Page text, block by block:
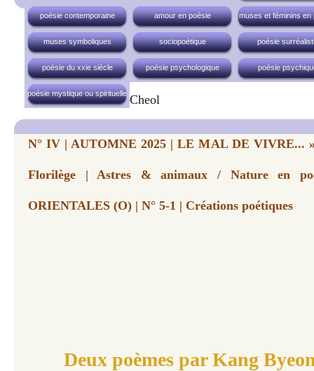
poésie contemporaine amour en poésie muses et féminins en
muses symboliques sociopoétique poésie
poésie du xxie siècle poésie psychologique poésie
poésie mystique ou spirituelle Cheol
N° IV | AUTOMNE 2025 | LE MAL DE VIVRE...
Florilège | Astres & animaux / Nature en
ORIENTALES (O) | N° 5-1 | Créations poétiques
Deux poèmes par Kang